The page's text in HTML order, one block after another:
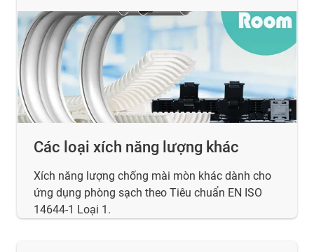
Các loại xích năng lượng khác
Xích năng lượng chống mài mòn khác dành cho
ứng dụng phòng sạch theo Tiêu chuẩn EN ISO
14644-1 Loại 1.